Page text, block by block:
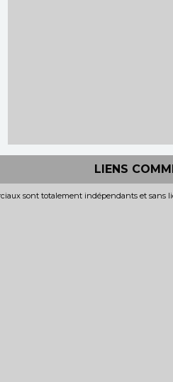
LIENS
sont totalement indépendants et sans